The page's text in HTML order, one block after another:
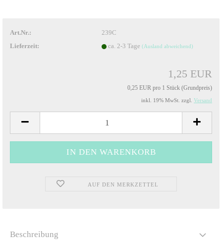
Art.Nr.:
239C
Lieferzeit:
ca. 2-3 Tage (Ausland abweichend)
1,25 EUR
0,25 EUR pro 1 Stück (Grundpreis)
inkl. 19% MwSt. zzgl. Versand
AUF DEN MERKZETTEL
Beschreibung